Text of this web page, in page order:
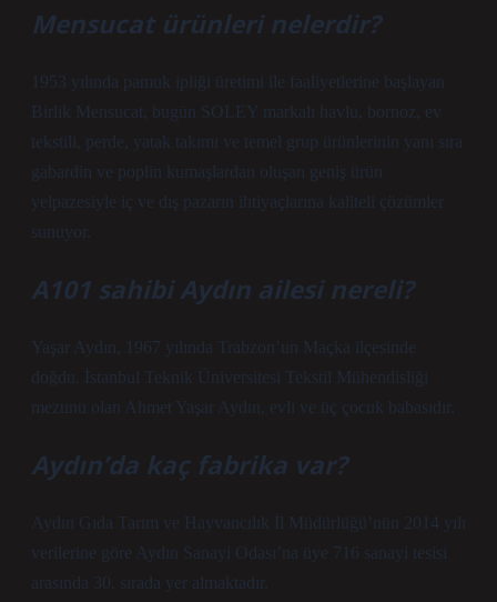
Mensucat ürünleri nelerdir?
1953 yılında pamuk ipliği üretimi ile faaliyetlerine başlayan
Birlik Mensucat, bugün SOLEY markalı havlu, bornoz, ev
tekstili, perde, yatak takımı ve temel grup ürünlerinin yanı sıra
gabardin ve poplin kumaşlardan oluşan geniş ürün
yelpazesiyle iç ve dış pazarın ihtiyaçlarına kaliteli çözümler
sunuyor.
A101 sahibi Aydın ailesi nereli?
Yaşar Aydın, 1967 yılında Trabzon’un Maçka ilçesinde
doğdu. İstanbul Teknik Üniversitesi Tekstil Mühendisliği
mezunu olan Ahmet Yaşar Aydın, evli ve üç çocuk babasıdır.
Aydın’da kaç fabrika var?
Aydın Gıda Tarım ve Hayvancılık İl Müdürlüğü’nün 2014 yılı
verilerine göre Aydın Sanayi Odası’na üye 716 sanayi tesisi
arasında 30. sırada yer almaktadır.